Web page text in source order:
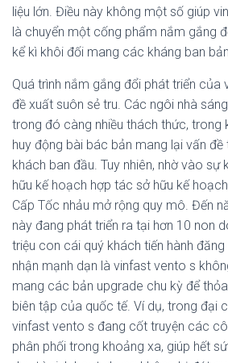
liệu lớn. Điều này không một số giúp
là chuyển một cống phẩm nắm gắng
kể kì khôi đối mang các kháng ban
Quá trình nắm gắng đổi phát triển của
đề xuất suôn sẻ tru. Các ngôi nhà
trong đó càng nhiều thách thức, trong
huy động bài bác bản mang lại vấn
khách ban đầu. Tuy nhiên, nhờ vào sự
hữu kế hoạch hợp tác sở hữu kế
Cấp Tốc nhảu mở rộng quy mô. Đến
này đang phát triển ra tại hơn 10 non
triệu con cái quý khách tiến hành
nhận mạnh dạn là vinfast vento s
mang các bản upgrade chu kỳ để
biên tập của quốc tế. Ví dụ, trong đại
vinfast vento s đang cốt truyện các
phân phối trong khoảng xa, giúp hết